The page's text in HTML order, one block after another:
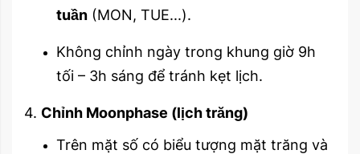
tuần (MON, TUE...).
Không chỉnh ngày trong khung giờ 9h
tối – 3h sáng để tránh kẹt lịch.
4. Chỉnh Moonphase (lịch trăng)
Trên mặt số có biểu tượng mặt trăng và